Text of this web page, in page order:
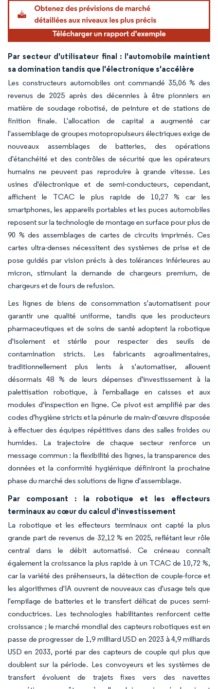
Par secteur d'utilisateur final : l'automobile maintient
sa domination tandis que l'électronique s'accélère
Les constructeurs automobiles ont commandé 35,06 % des
revenus de 2025 après des décennies à être pionniers en
matière de soudage robotisé, de peinture et de stations de
finition finale. L'allocation de capital a augmenté car
l'assemblage de groupes motopropulseurs électriques exige de
nouveaux assemblages de batteries, des opérations
d'étanchéité et des contrôles de sécurité que les opérateurs
humains ne peuvent pas reproduire à grande vitesse. Les
usines d'électronique et de semi-conducteurs, cependant,
affichent le TCAC le plus rapide de 10,27 % car les
smartphones, les appareils portables et les puces automobiles
reposent sur la technologie de montage en surface pour plus de
90 % des assemblages de cartes de circuits imprimés. Ces
cartes ultra-denses nécessitent des systèmes de prise et de
pose guidés par vision précis à des tolérances inférieures au
micron, stimulant la demande de chargeurs premium, de
chargeurs et de fours de refusion.
Les lignes de biens de consommation s'automatisent pour
garantir une qualité uniforme, tandis que les producteurs
pharmaceutiques et de soins de santé adoptent la robotique
d'isolement et stérile pour respecter des seuils de
contamination stricts. Les fabricants agroalimentaires,
traditionnellement plus lents à s'automatiser, allouent
désormais 48 % de leurs dépenses d'investissement à la
palettisation robotique, à l'emballage en caisses et aux
modules d'inspection en ligne. Ce pivot est amplifié par des
codes d'hygiène stricts et la pénurie de main-d'œuvre disposée
à effectuer des équipes répétitives dans des salles froides ou
humides. La trajectoire de chaque secteur renforce un
message commun : la flexibilité des lignes, la transparence des
données et la conformité hygiénique définiront la prochaine
phase du marché des solutions de ligne d'assemblage.
Par composant : la robotique et les effecteurs
terminaux au cœur du calcul d'investissement
La robotique et les effecteurs terminaux ont capté la plus
grande part de revenus de 32,12 % en 2025, reflétant leur rôle
central dans le débit automatisé. Ce créneau connaît
également la croissance la plus rapide à un TCAC de 10,72 %,
car la variété des préhenseurs, la détection de couple-force et
les algorithmes d'IA ouvrent de nouveaux cas d'usage tels que
l'empilage de batteries et le transfert délicat de puces semi-
conductrices. Les technologies habilitantes renforcent cette
croissance ; le marché mondial des capteurs robotiques est en
passe de progresser de 1,9 milliard USD en 2023 à 4,9 milliards
USD en 2033, porté par des capteurs de couple qui plus que
doublent sur la période. Les convoyeurs et les systèmes de
transfert évoluent de trajets fixes vers des navettes